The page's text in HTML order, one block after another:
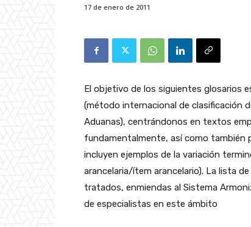
17 de enero de 2011
El objetivo de los siguientes glosarios
(método internacional de clasificación
Aduanas), centrándonos en textos
fundamentalmente, así como también
incluyen ejemplos de la variación
arancelaria/ítem arancelario). La lista
tratados, enmiendas al Sistema
de especialistas en este ámbito